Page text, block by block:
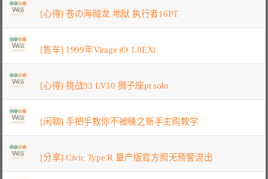
[心得] 苍の海贼龙 地狱 执行者16PT
[售车] 1999年Virage iO 1.8EXi
[心得] 挑战33 LV10 狮子座pt solo
[闲聊] 手把手教你不被桶之新手主购教学
[分享] Civic Type R 量产版官方照无预警流出